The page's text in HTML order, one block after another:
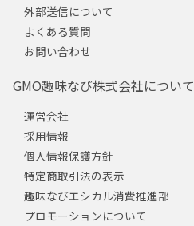
外部送信について
よくある質問
お問い合わせ
GMO趣味なび株式会社について
運営会社
採用情報
個人情報保護方針
特定商取引法の表示
趣味なびエシカル消費推進部
プロモーションについて